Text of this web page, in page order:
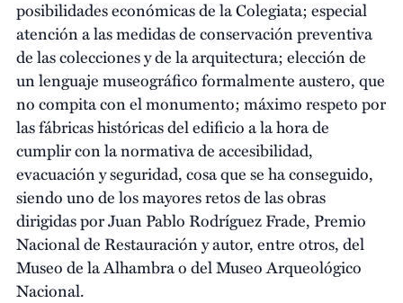
posibilidades económicas de la Colegiata; especial
atención a las medidas de conservación preventiva
de las colecciones y de la arquitectura; elección de
un lenguaje museográfico formalmente austero, que
no compita con el monumento; máximo respeto por
las fábricas históricas del edificio a la hora de
cumplir con la normativa de accesibilidad,
evacuación y seguridad, cosa que se ha conseguido,
siendo uno de los mayores retos de las obras
dirigidas por Juan Pablo Rodríguez Frade, Premio
Nacional de Restauración y autor, entre otros, del
Museo de la Alhambra o del Museo Arqueológico
Nacional.